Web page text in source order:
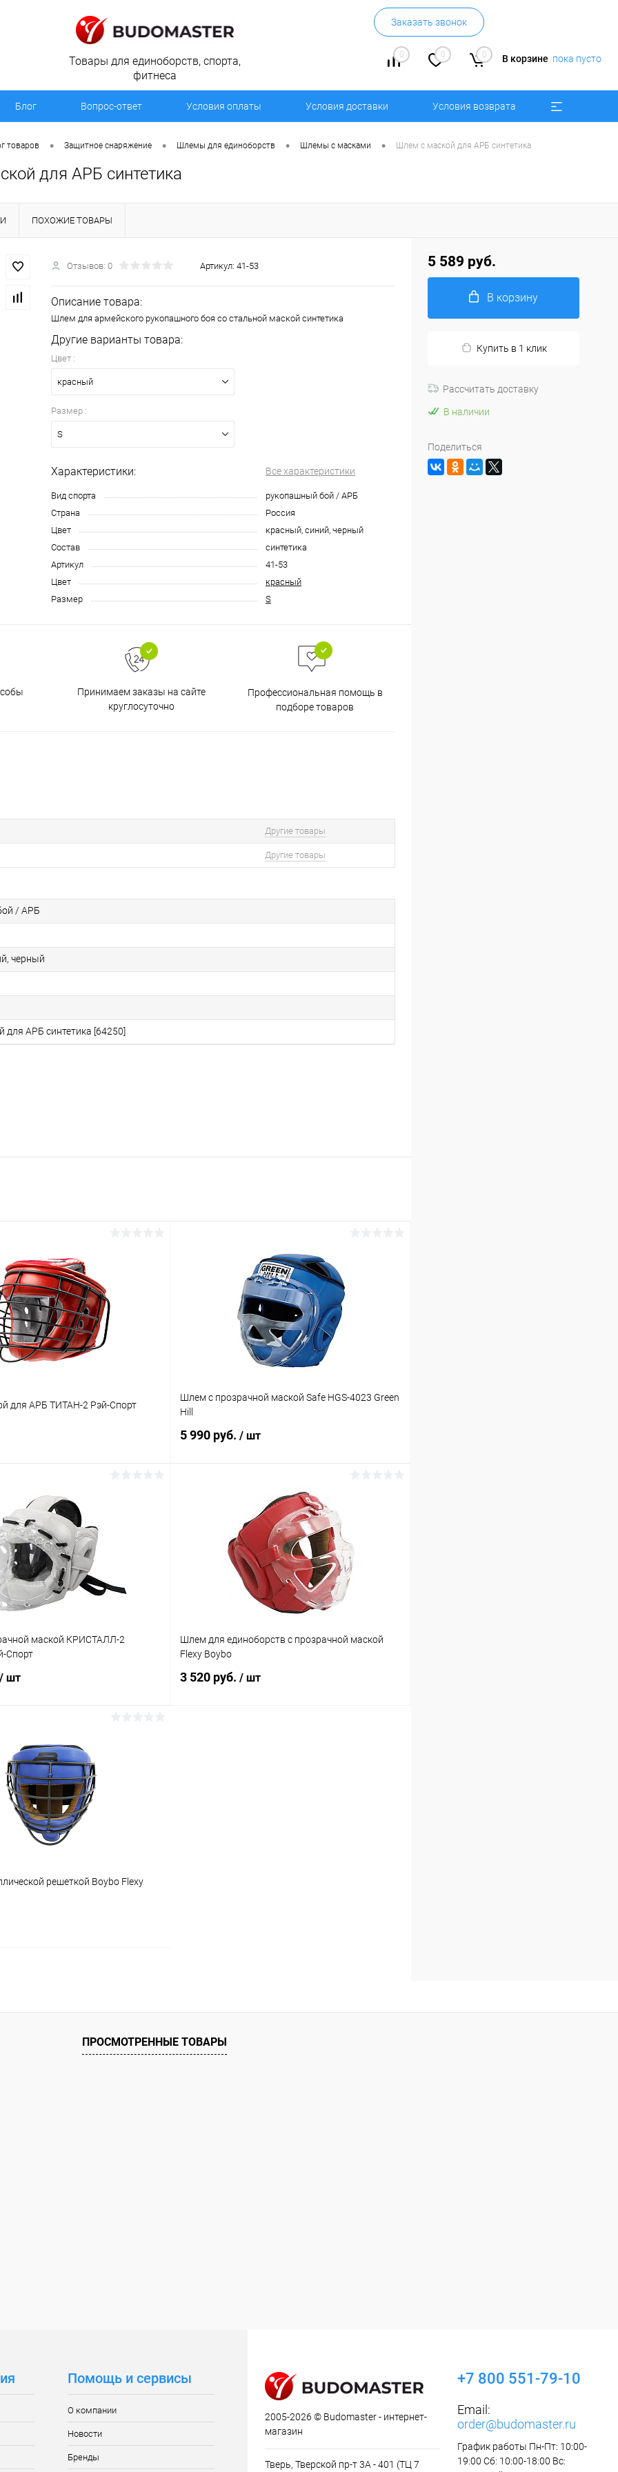
Заказать звонок
0 0 0 В корзине пока пусто
Товары для единоборств, спорта,
фитнеса
Блог Вопрос-ответ Условия оплаты Условия доставки Условия возврата
товаров • Защитное снаряжение • Шлемы для единоборств • Шлемы с масками • Шлем с маской для АРБ синтетика
для АРБ синтетика
ПОХОЖИЕ ТОВАРЫ
Отзывов: 0 Артикул: 41-53
Описание товара:
Шлем для армейского рукопашного боя со стальной маской синтетика
Другие варианты товара:
Цвет :
красный
Размер :
S
Характеристики: Все характеристики
Вид спорта
рукопашный бой / АРБ
Страна
Россия
Цвет
красный, синий, черный
Состав
синтетика
Артикул
41-53
Цвет
красный
Размер
S
Принимаем заказы на сайте
круглосуточно
Профессиональная помощь в
подборе товаров
Другие товары
Другие товары
/ АРБ
черный
для АРБ синтетика [64250]
для АРБ ТИТАН-2 Рэй-Спорт
Сравнение
В наличии
Шлем с прозрачной маской Safe HGS-4023 Green
Hill
5 990 руб. / шт
В корзину
Купить в 1 клик Сравнение
В избранное В наличии
M
маской КРИСТАЛЛ-2
Спорт
/ шт
Сравнение
В наличии
Шлем для единоборств с прозрачной маской
Flexy Boybo
3 520 руб. / шт
решеткой Boybo Flexy
Сравнение
5 589 руб.
В корзину
Купить в 1 клик
Рассчитать доставку
В наличии
Поделиться
ПРОСМОТРЕННЫЕ ТОВАРЫ
Помощь и сервисы
О компании
Новости
Бренды
2005-2026 © Budomaster - интернет-
магазин
Тверь, Тверской пр-т 3А - 401 (ТЦ 7
+7 800 551-79-10
Email:
order@budomaster.ru
График работы Пн-Пт: 10:00-
19:00 Сб: 10:00-18:00 Вс: